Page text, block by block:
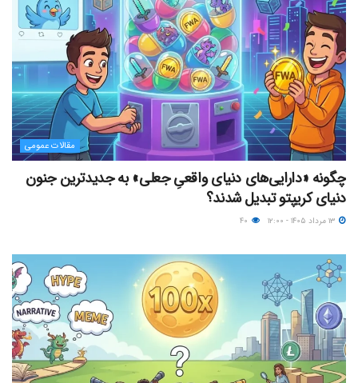
مقالات عمومی
چگونه «دارایی‌های دنیای واقعیِ جعلی» به جدیدترین جنون
دنیای کریپتو تبدیل شدند؟